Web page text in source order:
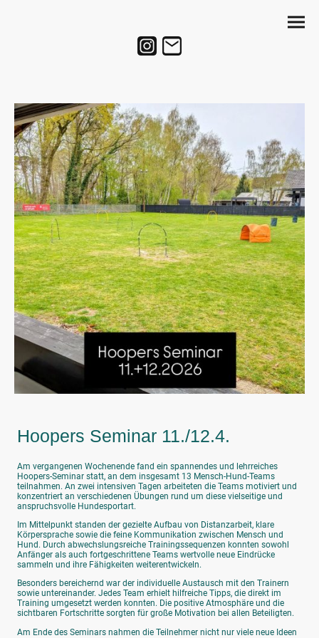
Hoopers Seminar 11./12.4.
Am vergangenen Wochenende fand ein spannendes und lehrreiches
Hoopers-Seminar statt, an dem insgesamt 13 Mensch-Hund-Teams
teilnahmen. An zwei intensiven Tagen arbeiteten die Teams motiviert und
konzentriert an verschiedenen Übungen rund um diese vielseitige und
anspruchsvolle Hundesportart.
Im Mittelpunkt standen der gezielte Aufbau von Distanzarbeit, klare
Körpersprache sowie die feine Kommunikation zwischen Mensch und
Hund. Durch abwechslungsreiche Trainingssequenzen konnten sowohl
Anfänger als auch fortgeschrittene Teams wertvolle neue Eindrücke
sammeln und ihre Fähigkeiten weiterentwickeln.
Besonders bereichernd war der individuelle Austausch mit den Trainern
sowie untereinander. Jedes Team erhielt hilfreiche Tipps, die direkt im
Training umgesetzt werden konnten. Die positive Atmosphäre und die
sichtbaren Fortschritte sorgten für große Motivation bei allen Beteiligten.
Am Ende des Seminars nahmen die Teilnehmer nicht nur viele neue Ideen